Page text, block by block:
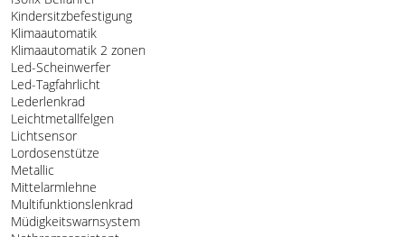
Kindersitzbefestigung
Klimaautomatik
Klimaautomatik 2 zonen
Led-Scheinwerfer
Led-Tagfahrlicht
Lederlenkrad
Leichtmetallfelgen
Lichtsensor
Lordosenstütze
Metallic
Mittelarmlehne
Multifunktionslenkrad
Müdigkeitswarnsystem